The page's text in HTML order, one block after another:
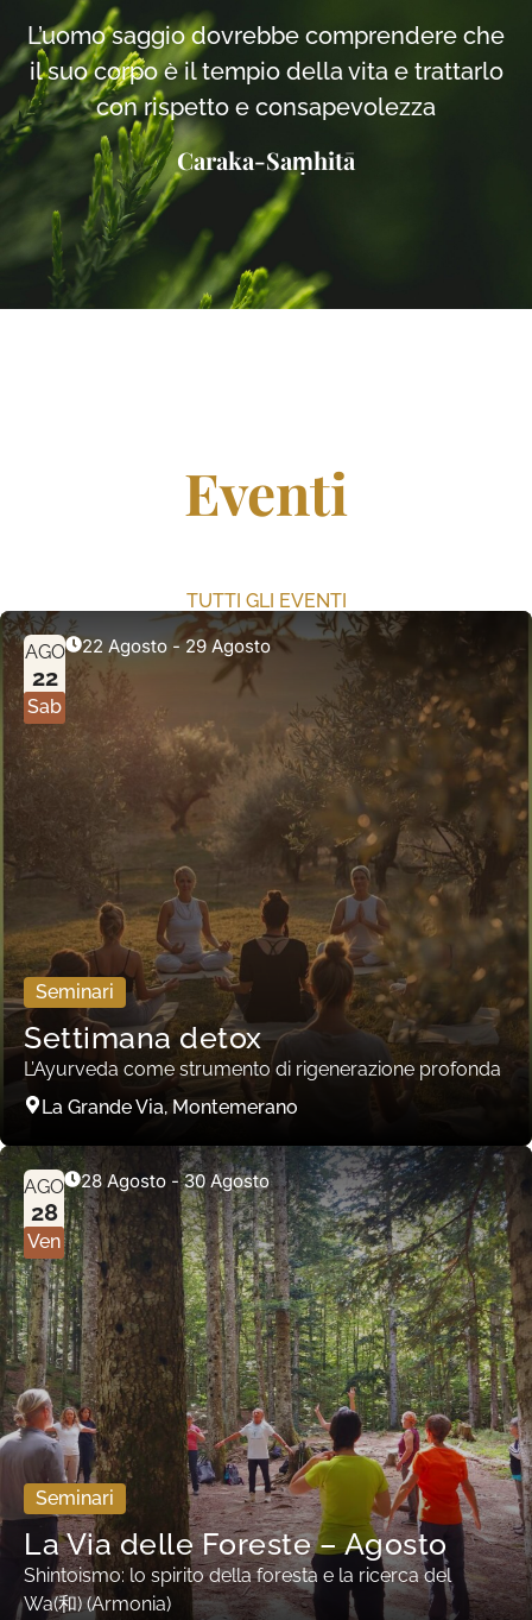
L’uomo saggio dovrebbe comprendere che
il suo corpo è il tempio della vita e trattarlo
con rispetto e consapevolezza
Caraka-Saṃhitā
Eventi
TUTTI GLI EVENTI
AGO
22
Sab
22 Agosto -29 Agosto
Seminari
Settimana detox
L’Ayurveda come strumento di rigenerazione profonda
La Grande Via, Montemerano
AGO
28
Ven
28 Agosto -30 Agosto
Seminari
La Via delle Foreste – Agosto
Shintoismo: lo spirito della foresta e la ricerca del
Wa(和) (Armonia)